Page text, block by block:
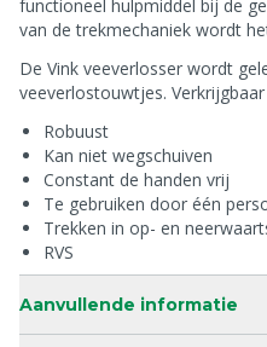
functioneel hulpmiddel bij de
van de trekmechaniek wordt
De Vink veeverlosser wordt
veeverlostouwtjes.
Robuust
Kan niet wegschuiven
Constant de handen vrij
Te gebruiken door één
Trekken in op- en
RVS
Aanvullende informatie